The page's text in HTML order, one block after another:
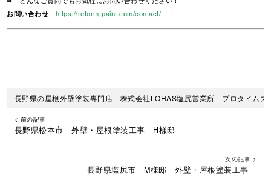
お問い合わせ
https://reform-paint.com/contact/
長野県の屋根外壁塗装専門店 株式会社LOHAS塩尻営業所 プロタイムズ
< 前の記事
長野県松本市 外壁・屋根塗装工事 H様邸
次の記事 >
長野県塩尻市 M様邸 外壁・屋根塗装工事